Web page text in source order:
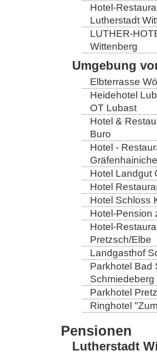
Hotel-
Lutherstadt
LUTHER-
Wittenberg
Umgebung
Elbterrasse
Heidehotel
OT Lubast
Hotel &
Buro
Hotel -
Hotel Landgut
Hotel
Hotel Schloss
Hotel-Pension
Hotel-
Pretzsch/Elbe
Landgasthof
Parkhotel Bad
Schmiedeberg
Parkhotel
Ringhotel
Pensionen
Lutherstadt